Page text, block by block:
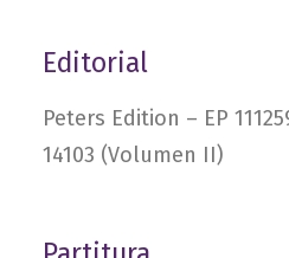
Editorial
Peters Edition – EP
14103 (Volumen II)